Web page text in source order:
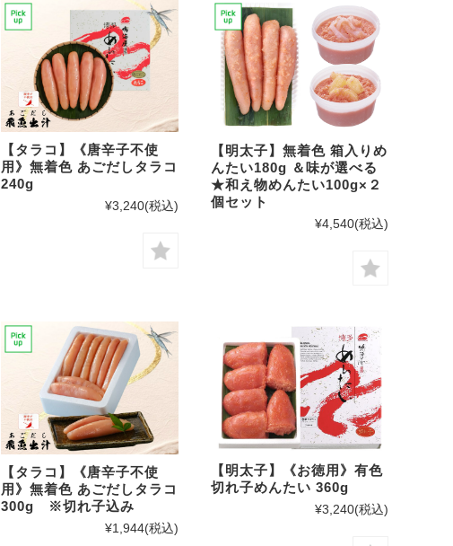
【タラコ】《唐辛子不使
用》無着色 あごだしタラコ
240g
¥3,240(税込)
【明太子】無着色 箱入りめ
んたい180g ＆味が選べる
★和え物めんたい100g×２
個セット
¥4,540(税込)
【タラコ】《唐辛子不使
用》無着色 あごだしタラコ
300g ※切れ子込み
¥1,944(税込)
【明太子】《お徳用》有色
切れ子めんたい 360g
¥3,240(税込)